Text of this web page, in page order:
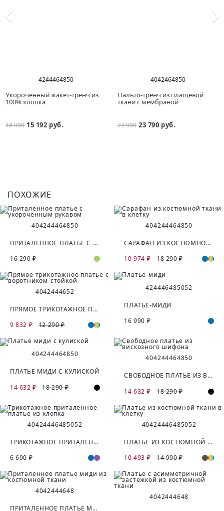
4244464850
Укороченный жакет-тренч из
100% хлопка
18 990 15 192 руб.
4042464850
Пальто-тренч из плащевой
ткани с мембраной
27 990 23 790 руб.
ПОХОЖИЕ
404244464850
ПРИТАЛЕННОЕ ПЛАТЬЕ С УКОРОЧЕННЫМ РУКАВОМ
16 290 ₽
404244464850
САРАФАН ИЗ КОСТЮМНОЙ ТКАНИ В КЛЕТКУ
10 974 ₽
18 290 ₽
4042444652
ПРЯМОЕ ТРИКОТАЖНОЕ ПЛАТЬЕ С ВОРОТНИКОМ-СТОЙКОЙ
9 832 ₽
12 290 ₽
424446485052
ПЛАТЬЕ-МИДИ
16 990 ₽
404244464850
ПЛАТЬЕ МИДИ С КУЛИСКОЙ
14 632 ₽
18 290 ₽
404244464850
СВОБОДНОЕ ПЛАТЬЕ ИЗ ВИСКОЗНОГО ШИФОНА
14 632 ₽
18 290 ₽
40424446485052
ТРИКОТАЖНОЕ ПРИТАЛЕННОЕ ПЛАТЬЕ ИЗ ХЛОПКА
6 690 ₽
40424446485052
ПЛАТЬЕ ИЗ КОСТЮМНОЙ ТКАНИ В КЛЕТКУ
10 493 ₽
14 990 ₽
4042444648
ПРИТАЛЕННОЕ ПЛАТЬЕ МИДИ ИЗ КОСТЮМНОЙ ТКАНИ
4042444648